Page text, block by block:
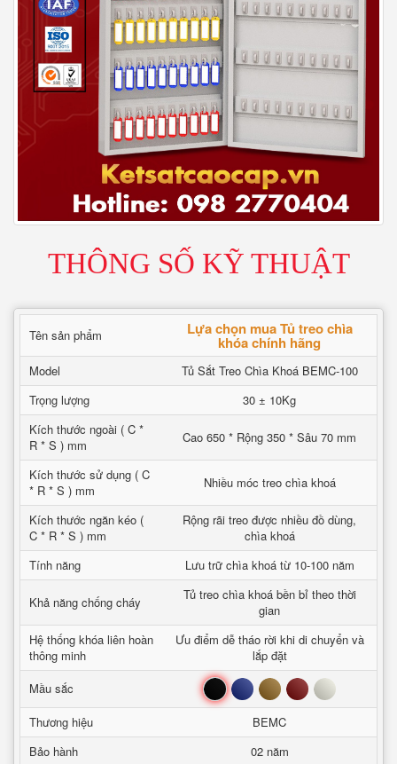
THÔNG SỐ KỸ THUẬT
Tên sản phẩm Lựa chọn mua Tủ treo chìa
khóa chính hãng
Model
Tủ Sắt Treo Chìa Khoá BEMC-100
Trọng lượng
30 ± 10Kg
Kích thước ngoài ( C *
R * S ) mm
Cao 650 * Rộng 350 * Sâu 70 mm
Kích thước sử dụng ( C
* R * S ) mm
Nhiều móc treo chìa khoá
Kích thước ngăn kéo (
C * R * S ) mm
Rộng rãi treo được nhiều đồ dùng,
chìa khoá
Tính năng
Lưu trữ chìa khoá từ 10-100 năm
Khả năng chống cháy
Tủ treo chìa khoá bền bỉ theo thời
gian
Hệ thống khóa liên hoàn
thông minh
Ưu điểm dễ tháo rời khi di chuyển và
lắp đặt
Mầu sắc
Đen Xanh Nâu Đỏ Trắng
Thương hiệu
BEMC
Bảo hành
02 năm